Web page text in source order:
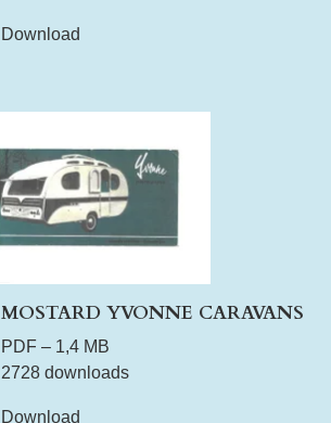
Download
MOSTARD YVONNE CARAVANS
PDF – 1,4 MB
2728 downloads
Download